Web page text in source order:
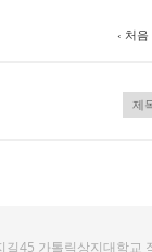
‹ 처음
길45 가톨릭상지대학교